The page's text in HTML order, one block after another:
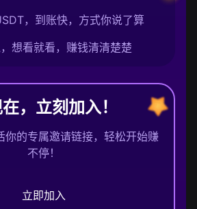
，到账快，方式你说了算
想看就看，赚钱清清楚楚
，立刻加入！
你的专属邀请链接，轻松开始赚
不停！
立即加入